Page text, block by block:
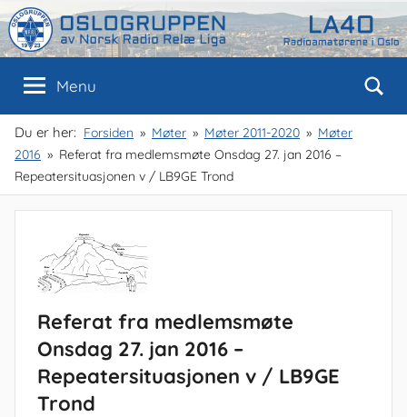
Skip
to
content
Oslogruppen
av
NRRL
Oslo
Menu
Du er her: Forsiden Møter Møter 2011-2020
Møter
2016
Referat fra medlemsmøte Onsdag 27. jan 2016 –
Repeatersituasjonen v / LB9GE Trond
Referat fra medlemsmøte
Onsdag 27. jan 2016 –
Repeatersituasjonen v / LB9GE
Trond